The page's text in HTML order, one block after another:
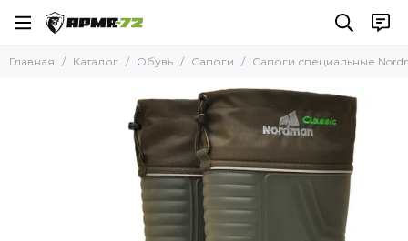
Обувь
Главная Каталог Обувь Сапоги Сапоги специальные